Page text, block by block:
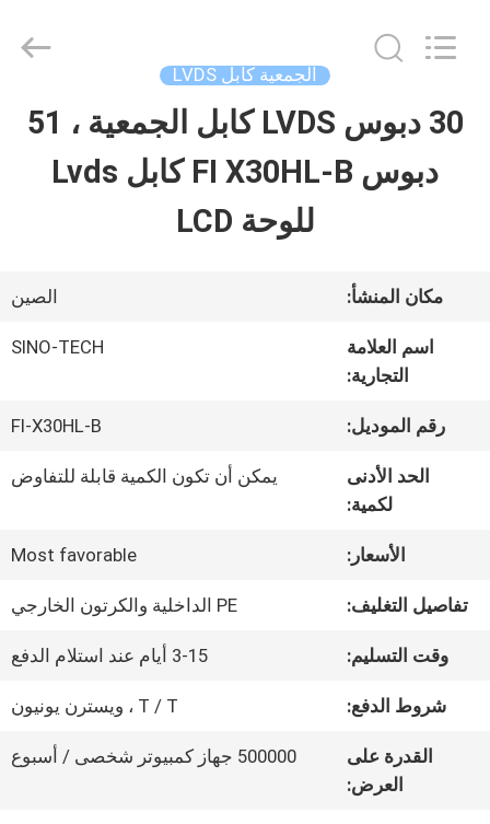
المنزل
فيديوهات
جولة
المصنع
الجودة
اتصل
الجمعية كابل LVDS
30 دبوس LVDS كابل الجمعية ، 51
دبوس FI X30HL-B كابل Lvds
للوحة LCD
مكان المنشأ: الصين
اسم العلامة
التجارية:
SINO-TECH
رقم الموديل: FI-X30HL-B
الحد الأدنى
لكمية:
يمكن أن تكون الكمية قابلة للتفاوض
الأسعار: Most favorable
تفاصيل التغليف: PE الداخلية والكرتون الخارجي
وقت التسليم: 3-15 أيام عند استلام الدفع
شروط الدفع: T / T ، ويسترن يونيون
القدرة على
العرض:
500000 جهاز كمبيوتر شخصى / أسبوع